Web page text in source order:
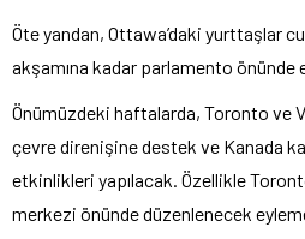
Öte yandan, Ottawa’daki yurttaşlar
akşamına kadar parlamento önünde
Önümüzdeki haftalarda, Toronto ve
çevre direnişine destek ve Kanada
etkinlikleri yapılacak. Özellikle
merkezi önünde düzenlenecek